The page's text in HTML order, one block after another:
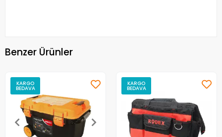
Benzer Ürünler
KARGO
BEDAVA
KARGO
BEDAVA